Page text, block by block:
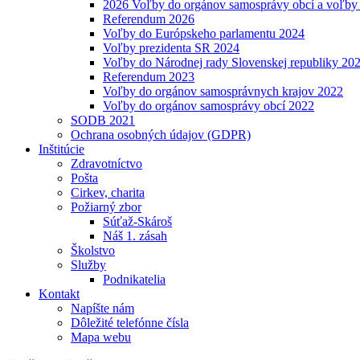
2026 Voľby do orgánov samosprávy obcí a
Referendum 2026
Voľby do Európskeho parlamentu 2024
Voľby prezidenta SR 2024
Voľby do Národnej rady Slovenskej republiky
Referendum 2023
Voľby do orgánov samosprávnych krajov 2022
Voľby do orgánov samosprávy obcí 2022
SODB 2021
Ochrana osobných údajov (GDPR)
Inštitúcie
Zdravotníctvo
Pošta
Cirkev, charita
Požiarný zbor
Súťaž-Skároš
Náš 1. zásah
Školstvo
Služby
Podnikatelia
Kontakt
Napíšte nám
Dôležité telefónne čísla
Mapa webu